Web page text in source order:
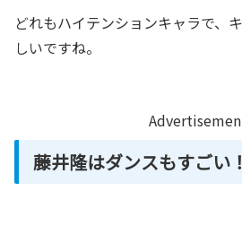
どれもハイテンションキャラで、
しいですね。
藤井隆はダンスもすごい！